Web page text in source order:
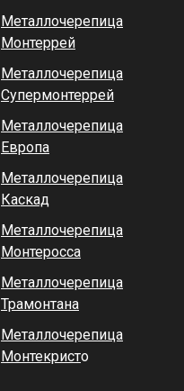
Металлочерепица
Монтеррей
Металлочерепица
Супермонтеррей
Металлочерепица
Европа
Металлочерепица
Каскад
Металлочерепица
Монтеросса
Металлочерепица
Трамонтана
Металлочерепица
Монтекристо